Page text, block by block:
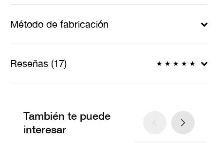
Método de fabricación
Reseñas (17) ★ ★ ★ ★ ★
También te puede
interesar